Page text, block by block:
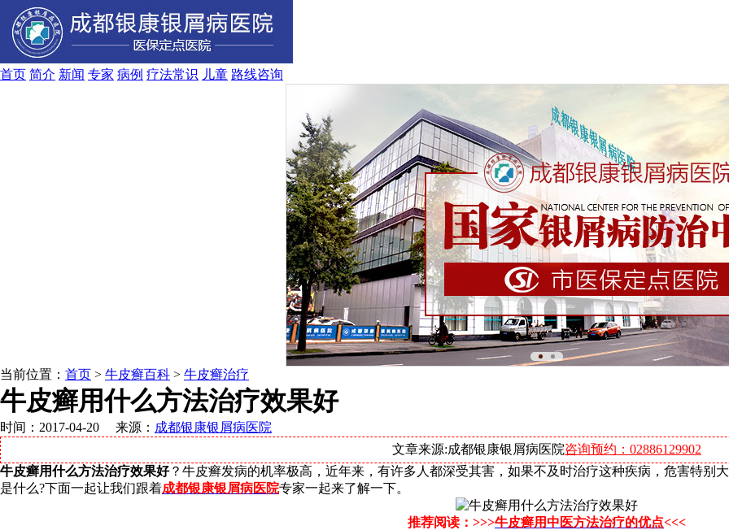
首页 简介 新闻 专家 病例 疗法常识 儿童 路线咨询
当前位置： 首页 > 牛皮癣百科 > 牛皮癣治疗
牛皮癣用什么方法治疗效果好
时间：2017-04-20 来源： 成都银康银屑病医院
文章来源:成都银康银屑病医院咨询预约：02886129902
牛皮癣用什么方法治疗效果好？牛皮癣发病的机率极高，近年来，有许多人都深受其害，如果不及时治疗这种疾病，危害特别
是什么?下面一起让我们跟着成都银康银屑病医院专家一起来了解一下。
推荐阅读：>>>牛皮癣用中医方法治疗的优点<<<